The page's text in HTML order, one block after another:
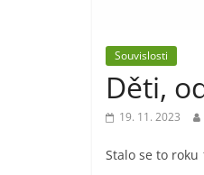
Souvislosti
Děti,
19. 11. 2023
Stalo se to